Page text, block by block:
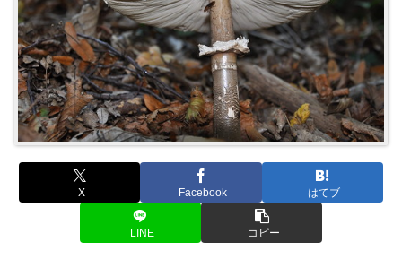
X Facebook はてブ
LINE コピー